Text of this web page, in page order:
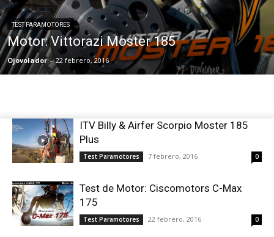
TEST PARAMOTORES
Motor: Vittorazi Moster 185
Ojovolador - 22 febrero, 2016
ITV Billy & Airfer Scorpio Moster 185
Plus
Test Paramotores 7 febrero, 2016 0
Test de Motor: Ciscomotors C-Max
175
Test Paramotores 22 febrero, 2016 0